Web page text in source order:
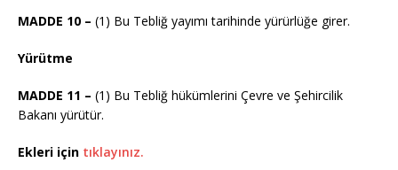
MADDE 10 – (1) Bu Tebliğ yayımı tarihinde yürürlüğe girer.
Yürütme
MADDE 11 – (1) Bu Tebliğ hükümlerini Çevre ve Şehircilik
Bakanı yürütür.
Ekleri için tıklayınız.